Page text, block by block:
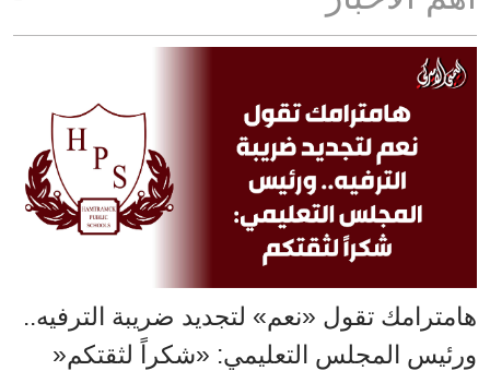
هامترامك تقول «نعم» لتجديد ضريبة الترفيه..
ورئيس المجلس التعليمي: «شكراً لثقتكم«